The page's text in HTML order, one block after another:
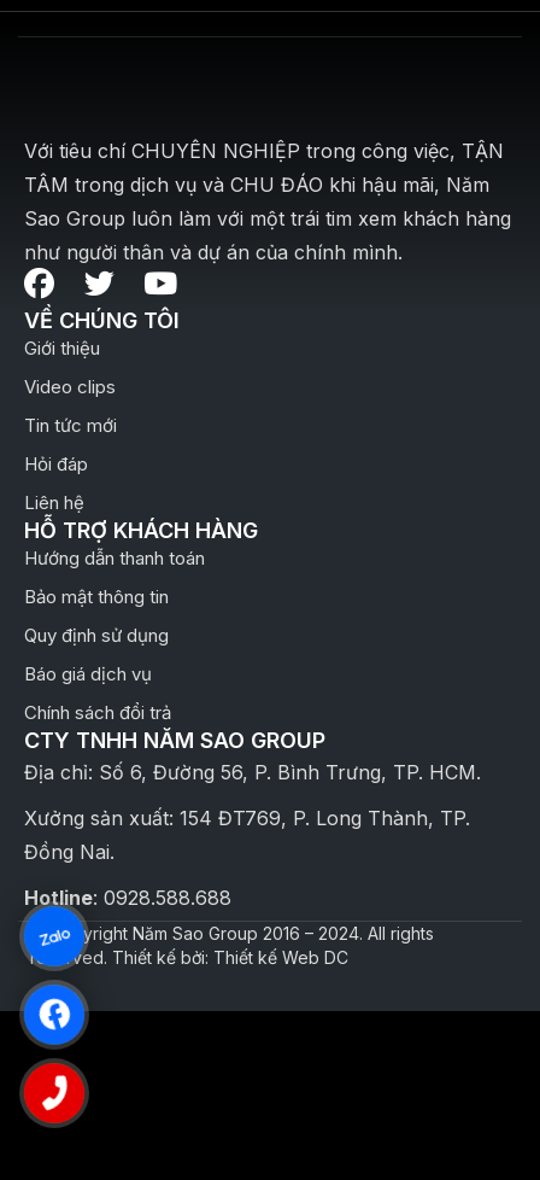
Với tiêu chí CHUYÊN NGHIỆP trong công việc, TẬN
TÂM trong dịch vụ và CHU ĐÁO khi hậu mãi, Năm
Sao Group luôn làm với một trái tim xem khách hàng
như người thân và dự án của chính mình.
VỀ CHÚNG TÔI
Giới thiệu
Video clips
Tin tức mới
Hỏi đáp
Liên hệ
HỖ TRỢ KHÁCH HÀNG
Hướng dẫn thanh toán
Bảo mật thông tin
Quy định sử dụng
Báo giá dịch vụ
Chính sách đổi trả
CTY TNHH NĂM SAO GROUP
Địa chỉ: Số 6, Đường 56, P. Bình Trưng, TP. HCM.
Xưởng sản xuất: 154 ĐT769, P. Long Thành, TP.
Đồng Nai.
Hotline: 0928.588.688
© Copyright Năm Sao Group 2016 – 2024. All rights
reserved. Thiết kế bởi: Thiết kế Web DC